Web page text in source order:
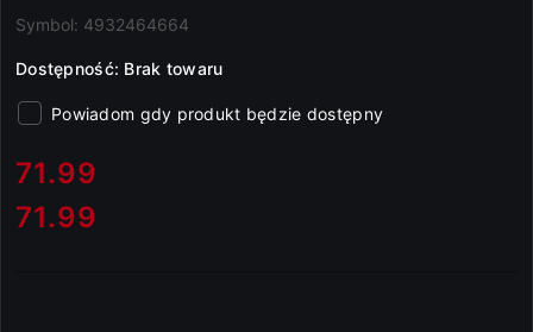
Symbol: 4932464664
Dostępność: Brak towaru
Powiadom gdy produkt będzie dostępny
cena:
71.99
Cena:
71.99